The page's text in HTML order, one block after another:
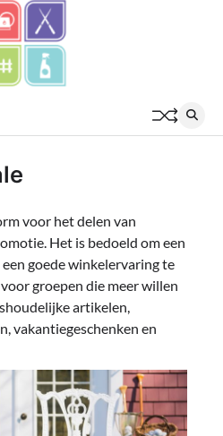
voor het delen van
Het is bedoeld om een
goede winkelervaring te
groepen die meer willen
artikelen,
vakantiegeschenken en